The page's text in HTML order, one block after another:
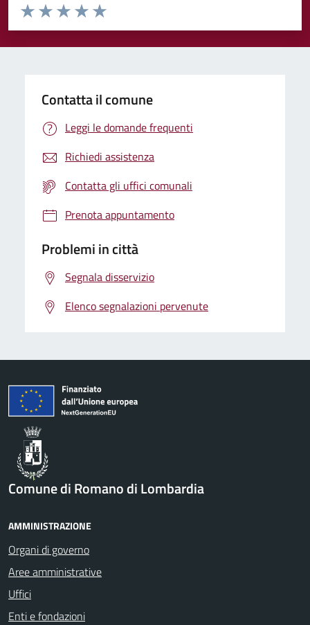
Valuta da 1 a 5 stelle la pagina
Valuta 5 stelle su 5
Valuta 4 stelle su 5
Valuta 3 stelle su 5
Valuta 2 stelle su 5
Valuta 1 stelle su 5
Contatta il comune
Leggi le domande frequenti
Richiedi assistenza
Contatta gli uffici comunali
Prenota appuntamento
Problemi in città
Segnala disservizio
Elenco segnalazioni pervenute
Comune di Romano di Lombardia
AMMINISTRAZIONE
Organi di governo
Aree amministrative
Uffici
Enti e fondazioni